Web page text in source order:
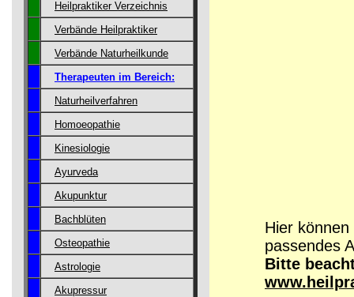
Heilpraktiker Verzeichnis
Verbände Heilpraktiker
Verbände Naturheilkunde
Therapeuten im Bereich:
Naturheilverfahren
Homoeopathie
Kinesiologie
Ayurveda
Akupunktur
Bachblüten
Osteopathie
Astrologie
Akupressur
Hier
passendes
Bitte